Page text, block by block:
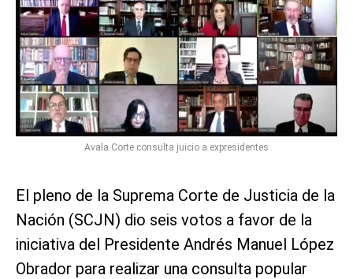
Avala Corte consulta juicio a expresidentes
El pleno de la Suprema Corte de Justicia de la
Nación (SCJN) dio seis votos a favor de la
iniciativa del Presidente Andrés Manuel López
Obrador para realizar una consulta popular